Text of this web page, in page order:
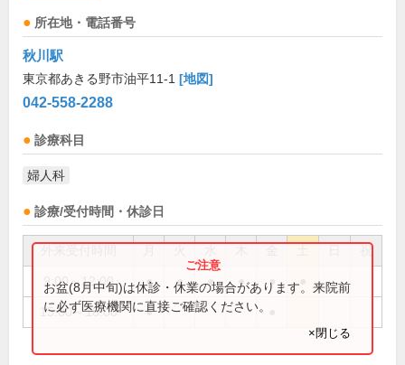
所在地・電話番号
秋川駅
東京都あきる野市油平11-1 [地図]
042-558-2288
診療科目
婦人科
診療/受付時間・休診日
祝
9:00～12:00 ● ● ● ● ●
15:00～18:00 ●
お盆(8月中旬)は休診・休業の場合があります。来院前
に必ず医療機関に直接ご確認ください。
×閉じる